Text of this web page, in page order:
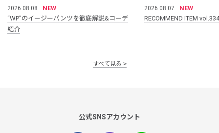
2026.08.08
NEW
“WP”のイージーパンツを徹底解説&コーデ
紹介
2026.08.07
NEW
RECOMMEND ITEM vol.334
すべて見る
公式SNSアカウント